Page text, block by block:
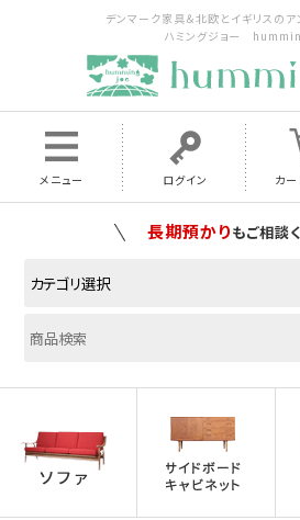
デンマーク家具＆北欧とイギリスのア
ハミングジョー
メニュー ログイン カ
長期預かりもご相談